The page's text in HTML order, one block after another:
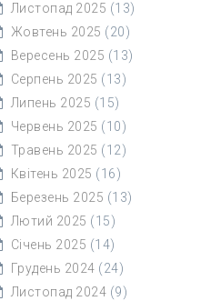
Листопад 2025 (13)
Жовтень 2025 (20)
Вересень 2025 (13)
Серпень 2025 (13)
Липень 2025 (15)
Червень 2025 (10)
Травень 2025 (12)
Квітень 2025 (16)
Березень 2025 (13)
Лютий 2025 (15)
Січень 2025 (14)
Грудень 2024 (24)
Листопад 2024 (9)